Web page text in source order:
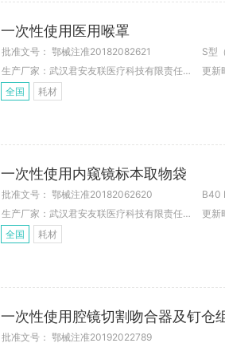
一次性使用医用喉罩
批准文号： 鄂械注准20182082621
生产厂家：武汉君安友联医疗科技有限责任公司
更新
全国
耗材
一次性使用内窥镜标本取物袋
批准文号： 鄂械注准20182062620
B40
生产厂家：武汉君安友联医疗科技有限责任公司
更新
全国
耗材
一次性使用腔镜切割吻合器及钉仓
批准文号： 鄂械注准20192022789